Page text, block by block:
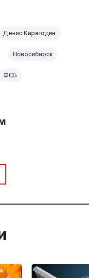
Денис Карагодин
Новосибирск
ФСБ